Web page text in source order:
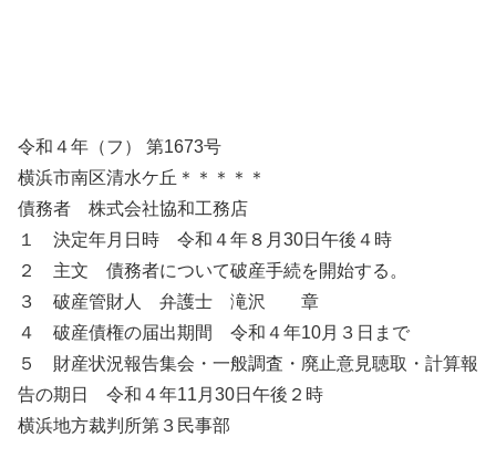
令和４年（フ） 第1673号
横浜市南区清水ケ丘＊＊＊＊＊
債務者 株式会社協和工務店
１ 決定年月日時 令和４年８月30日午後４時
２ 主文 債務者について破産手続を開始する。
３ 破産管財人 弁護士 滝沢 章
４ 破産債権の届出期間 令和４年10月３日まで
５ 財産状況報告集会・一般調査・廃止意見聴取・計算報
告の期日 令和４年11月30日午後２時
横浜地方裁判所第３民事部